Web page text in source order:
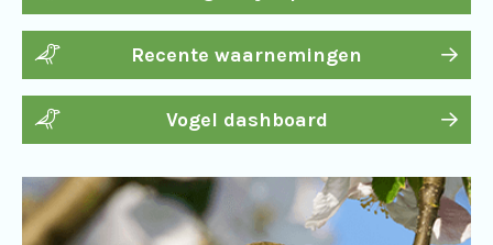
Recente waarnemingen
Vogel dashboard